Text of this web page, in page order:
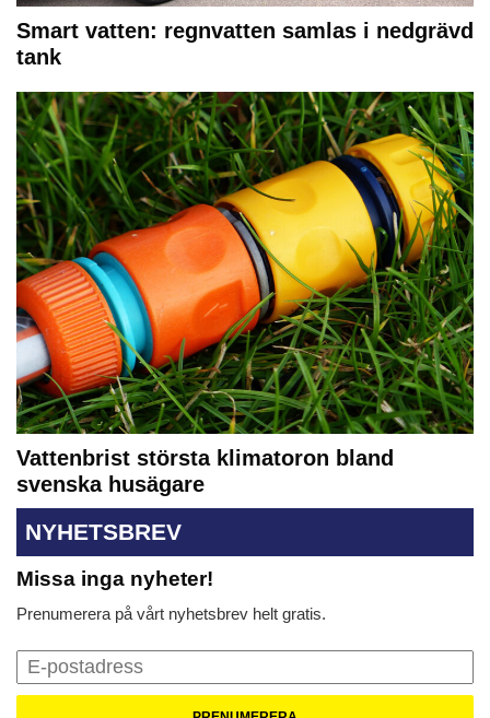
Smart vatten: regnvatten samlas i nedgrävd
tank
Vattenbrist största klimatoron bland
svenska husägare
NYHETSBREV
Missa inga nyheter!
Prenumerera på vårt nyhetsbrev helt gratis.